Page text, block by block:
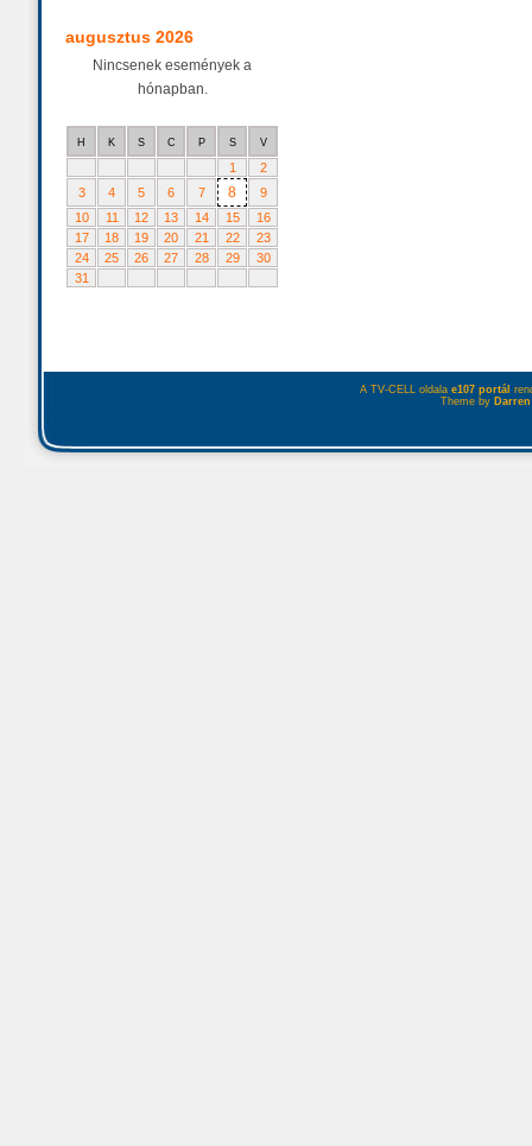
augusztus 2026
Nincsenek események a
hónapban.
H K S C P S V
1
2
3
4 5 6 7 8
9
10
11 12 13 14 15
16
17
18 19 20 21 22
23
24
25 26 27 28 29
30
31
A TV-CELL oldala e107 portál
Theme by